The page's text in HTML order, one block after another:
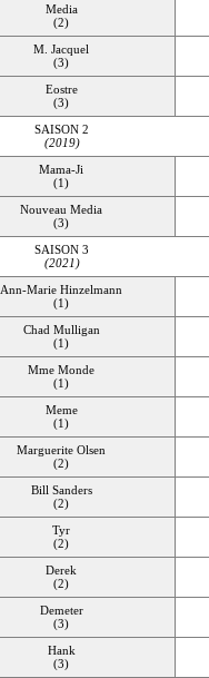
Media
(2)
M. Jacquel
(3)
Eostre
(3)
SAISON 2
(2019)
Mama-Ji
(1)
Nouveau Media
(3)
SAISON 3
(2021)
Ann-Marie Hinzelmann
(1)
Chad Mulligan
(1)
Mme Monde
(1)
Meme
(1)
Marguerite Olsen
(2)
Bill Sanders
(2)
Tyr
(2)
Derek
(2)
Demeter
(3)
Hank
(3)